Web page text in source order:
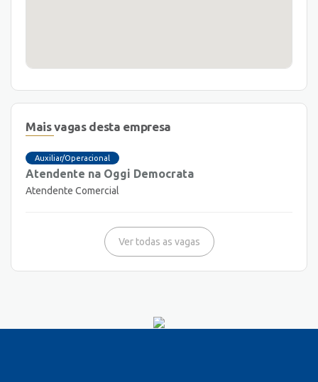
Mais vagas desta empresa
Auxiliar/Operacional
Atendente na Oggi Democrata
Atendente Comercial
Ver todas as vagas